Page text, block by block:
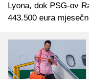
Lyona, dok PSG-ov
443.500 eura